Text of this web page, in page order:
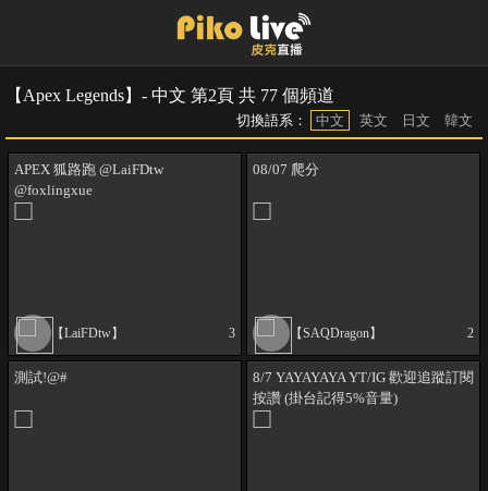
【Apex Legends】- 中文 第2頁 共 77 個頻道
切換語系： 中文 英文 日文 韓文
APEX 狐路跑 @LaiFDtw
@foxlingxue
【LaiFDtw】 3
08/07 爬分
【SAQDragon】 2
測試!@#
8/7 YAYAYAYA YT/IG 歡迎追蹤訂閱
按讚 (掛台記得5%音量)